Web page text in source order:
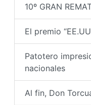
10º GRAN
El premio
Patotero
nacionales
Al fin, Don